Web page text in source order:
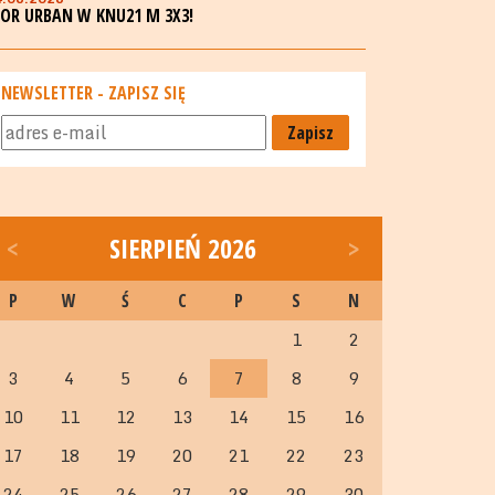
URBAN W KNU21 M 3X3!
NEWSLETTER - ZAPISZ SIĘ
Zapisz
< SIERPIEŃ 2026 >
P W Ś C P S N
1
2
3
4 5 6 7 8
9
10
11 12 13 14 15
16
17
18 19 20 21 22
23